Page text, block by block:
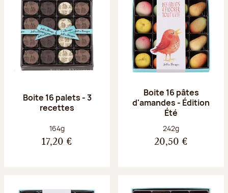
Boite 16 palets - 3
recettes
Poids net :
164g
17,20 €
Boite 16 pâtes
d'amandes - Édition
Été
Poids net :
242g
20,50 €